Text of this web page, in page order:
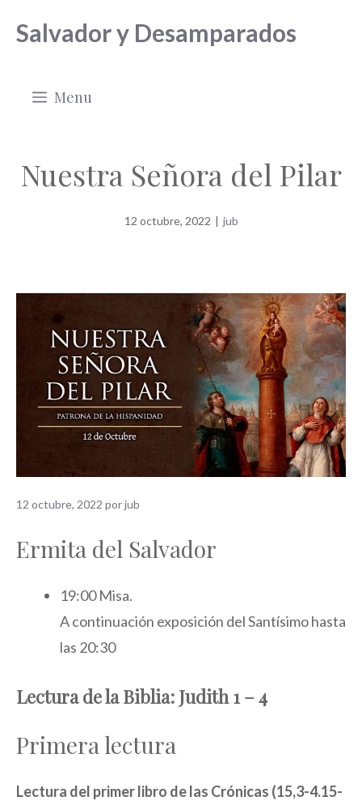
Salvador y Desamparados
Menu
Nuestra Señora del Pilar
12 octubre, 2022 | jub
12 octubre, 2022 porjub
Ermita de­l Salvador
19:00 Misa.
A continuación exposición del Santísimo hasta
las 20:30
Lectura de la Biblia: Judith 1 – 4
Primera lectura
Lectura del primer libro de las Crónicas (15,3-4.15-